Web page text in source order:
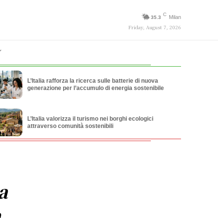
35.3
C Milan
Friday, August 7, 2026
L’Italia rafforza la ricerca sulle batterie di nuova
generazione per l’accumulo di energia sostenibile
L’Italia valorizza il turismo nei borghi ecologici
attraverso comunità sostenibili